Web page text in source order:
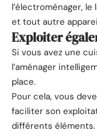
l’électroménager,
et tout autre
Exploiter
Si vous avez une
l’aménager
place.
Pour cela, vous
faciliter son
différents éléments.